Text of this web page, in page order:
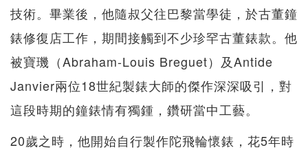
技術。畢業後，他隨叔父往巴黎當學徒，於古董鐘
錶修復店工作，期間接觸到不少珍罕古董錶款。他
被寶璣（Abraham-Louis Breguet）及Antide
Janvier兩位18世紀製錶大師的傑作深深吸引，對
這段時期的鐘錶情有獨鍾，鑽研當中工藝。
20歲之時，他開始自行製作陀飛輪懷錶，花5年時